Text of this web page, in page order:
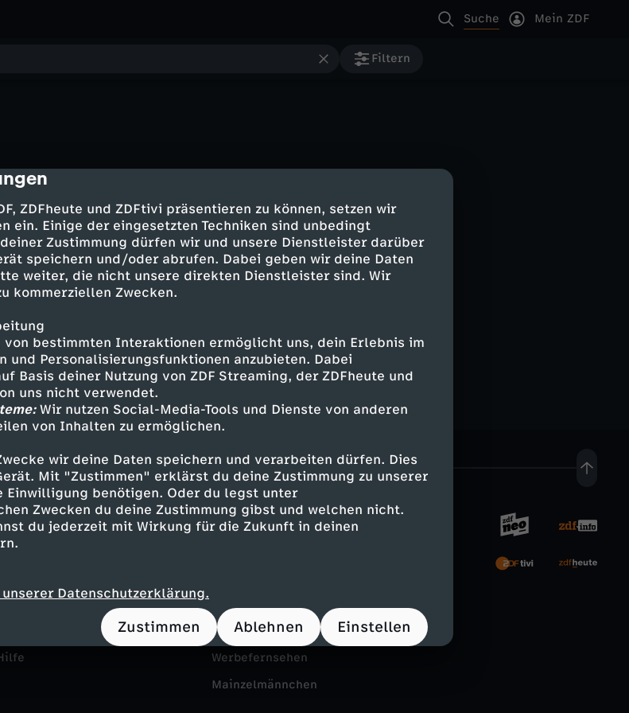
ZDFheute und ZDFtivi präsentieren zu können, setzen wir
ein. Einige der eingesetzten Techniken sind unbedingt
Zustimmung dürfen wir und unsere Dienstleister darüber
speichern und/oder abrufen. Dabei geben wir deine Daten
weiter, die nicht unsere direkten Dienstleister sind. Wir
kommerziellen Zwecken.
bestimmten Interaktionen ermöglicht uns, dein Erlebnis im
und Personalisierungsfunktionen anzubieten. Dabei
Basis deiner Nutzung von ZDF Streaming, der ZDFheute und
uns nicht verwendet.
Wir nutzen Social-Media-Tools und Dienste von anderen
von Inhalten zu ermöglichen.
wir deine Daten speichern und verarbeiten dürfen. Dies
Mit "Zustimmen" erklärst du deine Zustimmung zu unserer
benötigen. Oder du legst unter
Zwecken du deine Zustimmung gibst und welchen nicht.
du jederzeit mit Wirkung für die Zukunft in deinen
Datenschutzerklärung.
Zustimmen Ablehnen Einstellen
Suche Mein ZDF
Filtern
Zuschauerservice
Das ZDF
ZDF goes Schule
Werbefernsehen
Mainzelmännchen